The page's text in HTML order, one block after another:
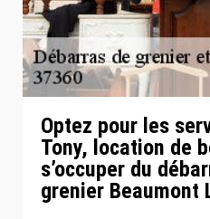
Optez pour les
Tony, location de
s’occuper du
grenier Beaumont